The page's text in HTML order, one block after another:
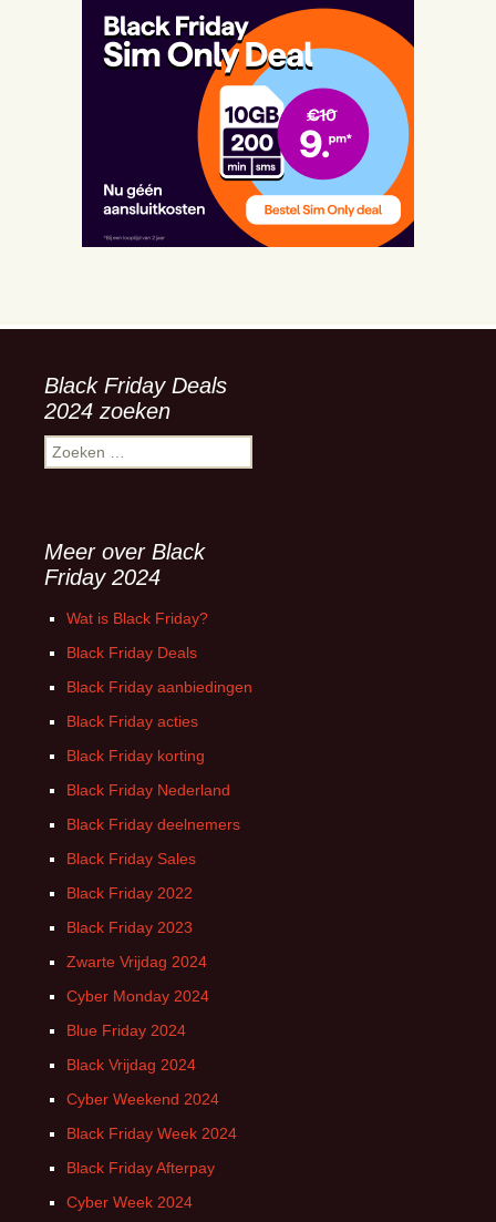
Black Friday Deals
2024 zoeken
Zoeken
naar:
Meer over Black
Friday 2024
Wat is Black Friday?
Black Friday Deals
Black Friday aanbiedingen
Black Friday acties
Black Friday korting
Black Friday Nederland
Black Friday deelnemers
Black Friday Sales
Black Friday 2022
Black Friday 2023
Zwarte Vrijdag 2024
Cyber Monday 2024
Blue Friday 2024
Black Vrijdag 2024
Cyber Weekend 2024
Black Friday Week 2024
Black Friday Afterpay
Cyber Week 2024